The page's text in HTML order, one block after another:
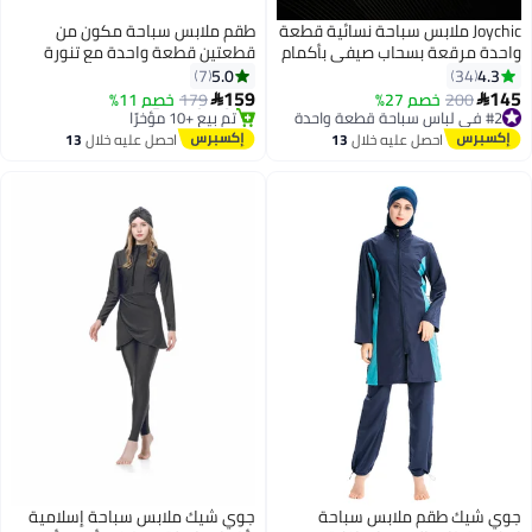
Joychic ملابس سباحة نسائية قطعة
واحدة مرقعة بسحاب صيفي بأكمام
طويلة سريعة الجفاف قابلة للتنفس
للحماية من الشمس بدلة غوص
ملابس ركوب الأمواج للرياضات
الخارجية والشاطئ باللون الأسود
4.3
34
145
200خصم 27% #2 في لباس سباحة قطعة واحدة
توصيل مجاني
باقي 4 وحدات في المخزون
تم بيع +30 مؤخرًا
احصل عليه خلال13
اغسطس
طقم ملابس سباحة مكون من
قطعتين قطعة واحدة مع تنورة
بأربطة
5.0
7
159
179خصم 11%
#14 في لباس سباحة قطعة واحدة
توصيل مجاني
تم بيع +10 مؤخرًا
احصل عليه خلال13
اغسطس
جوي شيك طقم ملابس سباحة جوي شيك ملابس سباحة إسلامية